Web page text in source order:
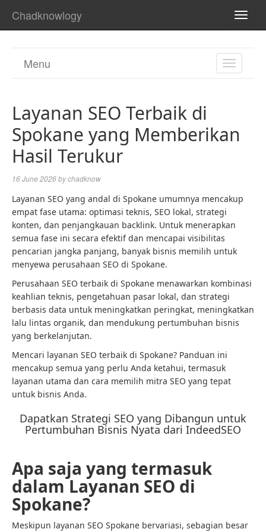
Chadknowlogy
TOGGLE
Menu
Layanan SEO Terbaik di
Spokane yang Memberikan
Hasil Terukur
16 June 2026bychadknow
Layanan SEO yang andal di Spokane umumnya mencakup
empat fase utama: optimasi teknis, SEO lokal, strategi
konten, dan penjangkauan backlink. Untuk menerapkan
semua fase ini secara efektif dan mencapai visibilitas
pencarian jangka panjang, banyak bisnis memilih untuk
menyewa perusahaan SEO di Spokane.
Perusahaan SEO terbaik di Spokane menawarkan kombinasi
keahlian teknis, pengetahuan pasar lokal, dan strategi
berbasis data untuk meningkatkan peringkat, meningkatkan
lalu lintas organik, dan mendukung pertumbuhan bisnis
yang berkelanjutan.
Mencari layanan SEO terbaik di Spokane? Panduan ini
mencakup semua yang perlu Anda ketahui, termasuk
layanan utama dan cara memilih mitra SEO yang tepat
untuk bisnis Anda.
Dapatkan Strategi SEO yang Dibangun untuk
Pertumbuhan Bisnis Nyata dari IndeedSEO
Apa saja yang termasuk
dalam Layanan SEO di
Spokane?
Meskipun layanan SEO Spokane bervariasi, sebagian besar